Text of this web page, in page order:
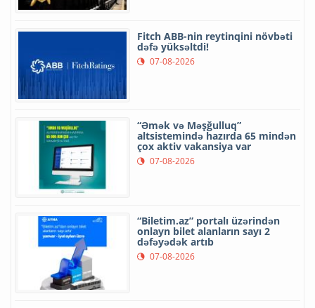
Fitch ABB-nin reytinqini növbəti
dəfə yüksəltdi!
07-08-2026
“Əmək və Məşğulluq”
altsistemində hazırda 65 mindən
çox aktiv vakansiya var
07-08-2026
“Biletim.az” portalı üzərindən
onlayn bilet alanların sayı 2
dəfəyədək artıb
07-08-2026